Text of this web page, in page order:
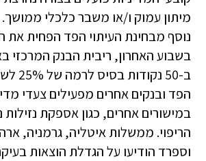
מיתון עמוק ו/או משבר כלכלי
בשבוע האחרון, ריבית הבנק המרכזי
ב-50
הפד ובנקים אחרים מפעילים צעדי
במישורים אחרים, כגון אספקת
הריפוי. ממשלות איטליה, גרמניה,
וספרד הודיעו על הגדלת הוצאות